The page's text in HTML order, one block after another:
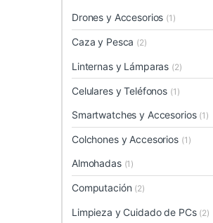
Drones y Accesorios (1)
Caza y Pesca (2)
Linternas y Lámparas (2)
Celulares y Teléfonos (1)
Smartwatches y Accesorios (1)
Colchones y Accesorios (1)
Almohadas (1)
Computación (2)
Limpieza y Cuidado de PCs (2)